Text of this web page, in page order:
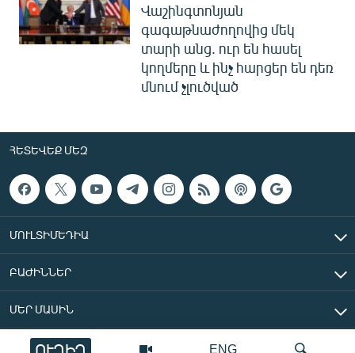
ENG
ՈՒՂԻՂ
Վաշինգտոնյան
գագաթնաժողովից մեկ
տարի անց. ուր են հասել
կողմերը և ինչ հարցեր են դեռ
մնում չլուծված
ՀԵՏԵՎԵՔ ՄԵԶ
ՄՈՒԼՏԻՄԵԴԻԱ
ԲԱԺԻՆՆԵՐ
ՄԵՐ ՄԱՍԻՆ
«Ազատ Եվրոպա/Ազատություն» ռադիոկայան © 2026